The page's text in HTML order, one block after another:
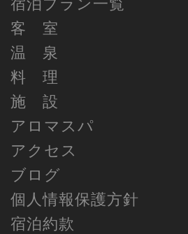
宿泊プラン一覧
客 室
温 泉
料 理
施 設
アロマスパ
アクセス
ブログ
個人情報保護方針
宿泊約款